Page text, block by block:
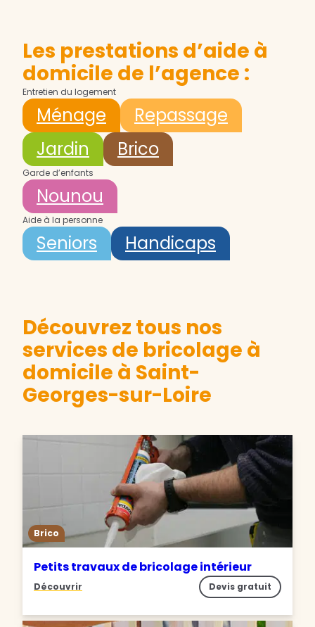
Les prestations d’aide à
domicile de l’agence :
Entretien du logement
Ménage
Repassage
Jardin
Brico
Garde d’enfants
Nounou
Aide à la personne
Seniors Handicaps
Découvrez tous nos
services de bricolage à
domicile à Saint-
Georges-sur-Loire
Brico
Petits travaux de bricolage intérieur
Découvrir Devis gratuit